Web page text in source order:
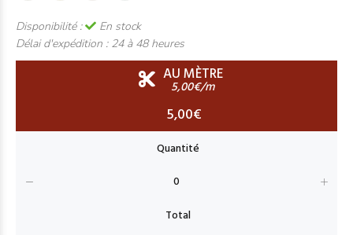
Disponibilité :
En stock
Délai d'expédition : 24 à 48 heures
AU MÈTRE
5,00€/m
5,00€